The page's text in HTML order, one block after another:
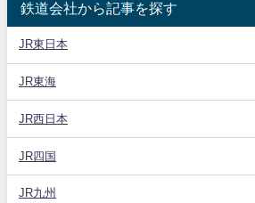
鉄道会社から記事を探す
JR東日本
JR東海
JR西日本
JR四国
JR九州